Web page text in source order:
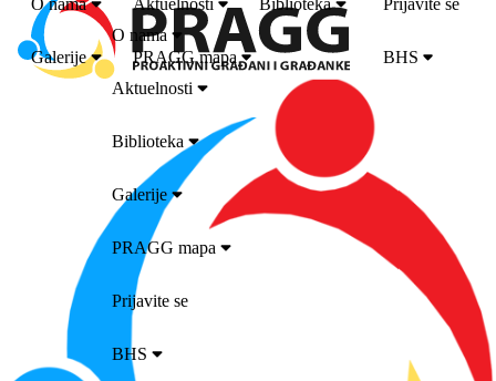
O nama Aktuelnosti Biblioteka
Galerije PRAGG mapa
Prijavite se
BHS
O nama
Aktuelnosti
Biblioteka
Galerije
PRAGG mapa
Prijavite se
BHS